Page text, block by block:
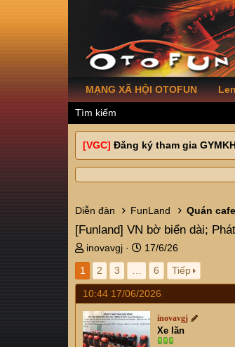
MẠNG XÃ HỘI OTOFUN
Tìm kiếm
[VGC] Đăng ký tham gia
Diễn đàn FunLand Quán
[Funland] VN bờ biển dài;
T
h
e
a
d
s
t
inovavgj
N
g
y
g
ử
i
17/6/26
1
2 3 6 Tiếp
10:44 17/06/2026
inovavgj
Xe lăn